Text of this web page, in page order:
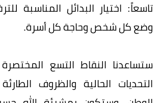
تاسعاً: اختيار البدائل المناسبة
وضع كل شخص وحاجة كل أسرة.
ستساعدنا النقاط التسع
التحديات الحالية والظروف